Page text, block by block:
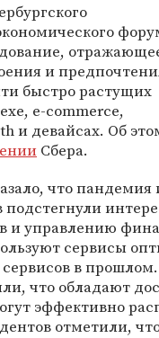
и
быстро растущих
e-commerce,
и девайсах. Об
Сбера.
что пандемия
и управлению
сервисы
в
что обладают
эффективно
отметили,